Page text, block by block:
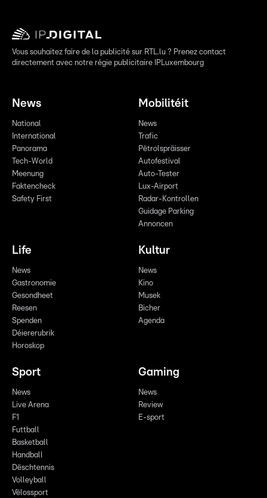
Vous souhaitez faire de la publicité sur RTL.lu ? Prenez contact
directement avec notre régie publicitaire IPLuxembourg
News
National
International
Panorama
Tech-World
Meenung
Faktencheck
Safety First
Mobilitéit
News
Trafic
Pëtrolspräisser
Autofestival
Auto-Tester
Lux-Airport
Radar-Kontrollen
Guidage Parking
Annoncen
Life
News
Gastronomie
Gesondheet
Reesen
Spenden
Déiererubrik
Horoskop
Kultur
News
Kino
Musek
Bicher
Agenda
Sport
News
Live Arena
F1
Futtball
Basketball
Handball
Dëschtennis
Volleyball
Vëlossport
Gaming
News
Review
E-sport